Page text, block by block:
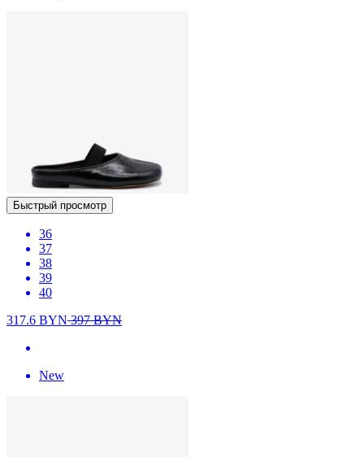
Быстрый просмотр
36
37
38
39
40
317.6 BYN397BYN
New